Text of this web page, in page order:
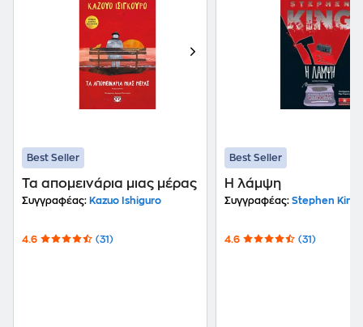
Best Seller
Τα απομεινάρια μιας μέρας
Συγγραφέας: Kazuo Ishiguro
4.6 (31)
Best Seller
Η λάμψη
Συγγραφέας: Stephen King
4.6 (31)